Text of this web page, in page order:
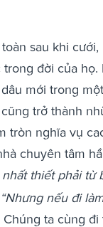
sau khi
đời của
mới trong
trở thành
tròn nghĩa vụ
chuyên tâm
nhất thiết phải
“Nhưng nếu đi
Chúng ta cùng